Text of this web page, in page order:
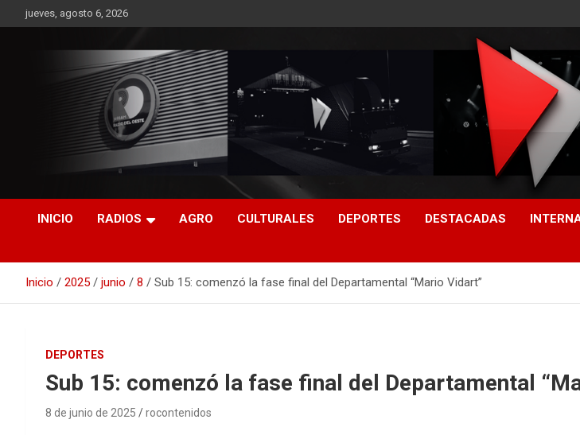
Saltar
al
jueves, agosto 6, 2026
RO CONTENIDOS
INICIO RADIOS AGRO CULTURALES DEPORTES DESTACADAS
Inicio 2025 junio 8 Sub 15: comenzó la fase final del Departamental “Mario Vidart”
DEPORTES
Sub 15: comenzó la fase final del Departamental
8 de junio de 2025 rocontenidos